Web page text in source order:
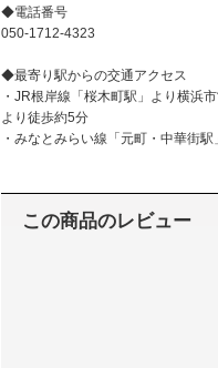
◆電話番号
050-1712-4323
◆最寄り駅からの交通アクセス
・JR根岸線「桜木町駅」より横浜
より徒歩約5分
・みなとみらい線「元町・中華街
この商品のレビュー